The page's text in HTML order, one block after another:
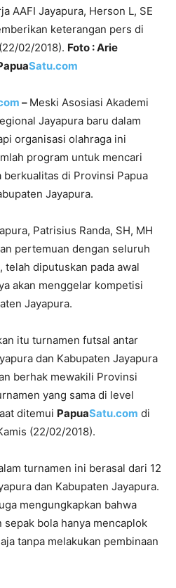
AAFI Jayapura, Herson L, SE
keterangan pers di
02/2018). Foto : Arie
Satu.com
– Meski Asosiasi Akademi
Jayapura baru dalam
organisasi olahraga ini
program untuk mencari
di Provinsi Papua
Jayapura.
Patrisius Randa, SH, MH
pertemuan dengan seluruh
diputuskan pada awal
akan menggelar kompetisi
Jayapura.
itu turnamen futsal antar
dan Kabupaten Jayapura
berhak mewakili Provinsi
yang sama di level
ditemui PapuaSatu.com di
(22/02/2018).
turnamen ini berasal dari 12
dan Kabupaten Jayapura.
mengungkapkan bahwa
bola hanya mencaplok
tanpa melakukan pembinaan